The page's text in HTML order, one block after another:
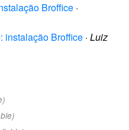
Broffice ·
instalação Broffice · Luiz